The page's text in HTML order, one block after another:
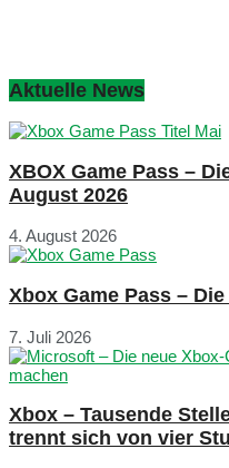
Aktuelle News
XBOX Game Pass –
August 2026
4. August 2026
Xbox Game Pass –
7. Juli 2026
Xbox – Tausende
trennt sich von vier